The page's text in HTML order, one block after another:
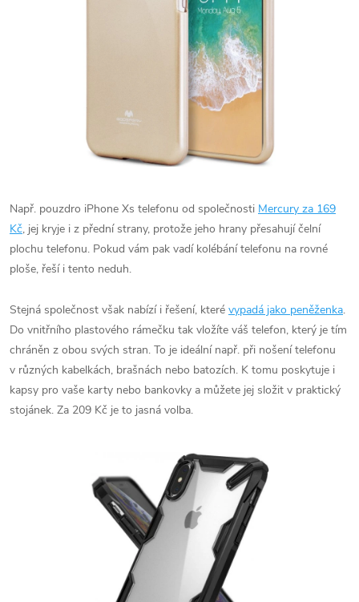
Např. pouzdro iPhone Xs telefonu od společnosti Mercury za 169
Kč, jej kryje i z přední strany, protože jeho hrany přesahují čelní
plochu telefonu. Pokud vám pak vadí kolébání telefonu na rovné
ploše, řeší i tento neduh.
Stejná společnost však nabízí i řešení, které vypadá jako peněženka.
Do vnitřního plastového rámečku tak vložíte váš telefon, který je tím
chráněn z obou svých stran. To je ideální např. při nošení telefonu
v různých kabelkách, brašnách nebo batozích. K tomu poskytuje i
kapsy pro vaše karty nebo bankovky a můžete jej složit v praktický
stojánek. Za 209 Kč je to jasná volba.